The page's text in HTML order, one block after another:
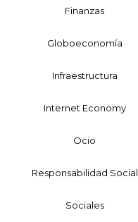
Finanzas
Globoeconomía
Infraestructura
Internet Economy
Ocio
Responsabilidad Social
Sociales